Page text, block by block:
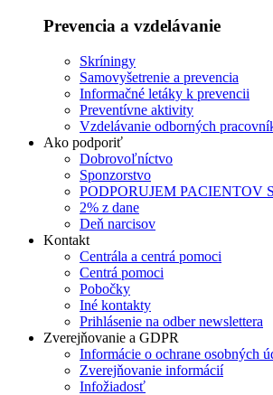
Prevencia a vzdelávanie
Skríningy
Samovyšetrenie a prevencia
Informačné letáky k prevencii
Preventívne aktivity
Vzdelávanie odborných
Ako podporiť
Dobrovoľníctvo
Sponzorstvo
PODPORUJEM PACIENTOV
2% z dane
Deň narcisov
Kontakt
Centrála a centrá pomoci
Centrá pomoci
Pobočky
Iné kontakty
Prihlásenie na odber newslettera
Zverejňovanie a GDPR
Informácie o ochrane osobných
Zverejňovanie informácií
Infožiadosť